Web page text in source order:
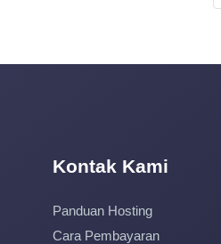
Kontak Kami
Panduan Hosting
Cara Pembayaran